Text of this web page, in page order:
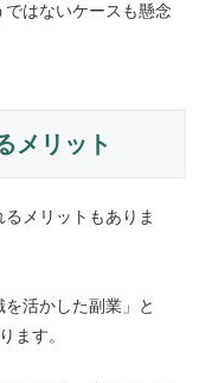
はないケースも懸念
メリット
メリットもありま
活かした副業」と
ます。